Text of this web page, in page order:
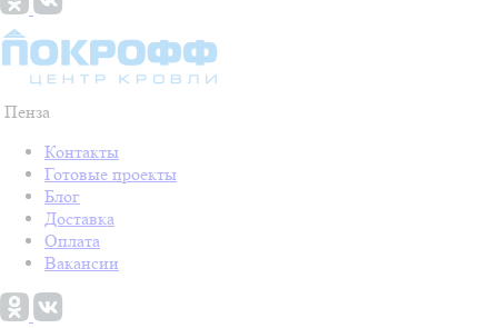
Пенза
Контакты
Готовые проекты
Блог
Доставка
Оплата
Вакансии